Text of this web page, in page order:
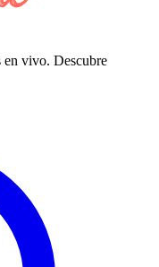
en vivo. Descubre